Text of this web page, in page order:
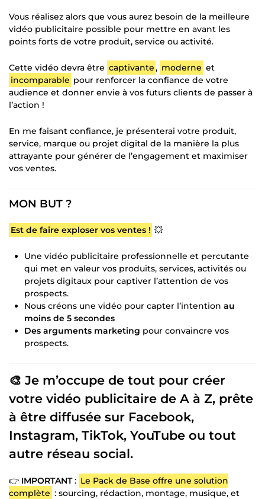
Vous réalisez alors que vous aurez besoin de la meilleure
vidéo publicitaire possible pour mettre en avant les
points forts de votre produit, service ou activité.
Cette vidéo devra être captivante, moderne et
incomparable pour renforcer la confiance de votre
audience et donner envie à vos futurs clients de passer à
l’action !
En me faisant confiance, je présenterai votre produit,
service, marque ou projet digital de la manière la plus
attrayante pour générer de l’engagement et maximiser
vos ventes.
MON BUT ?
Est de faire exploser vos ventes ! 💥
Une vidéo publicitaire professionnelle et percutante
qui met en valeur vos produits, services, activités ou
projets digitaux pour captiver l’attention de vos
prospects.
Nous créons une vidéo pour capter l’intention au
moins de 5 secondes
Des arguments marketing pour convaincre vos
prospects.
🎨 Je m’occupe de tout pour créer
votre vidéo publicitaire de A à Z, prête
à être diffusée sur Facebook,
Instagram, TikTok, YouTube ou tout
autre réseau social.
👉 IMPORTANT: Le Pack de Base offre une solution
complète : sourcing, rédaction, montage, musique, et